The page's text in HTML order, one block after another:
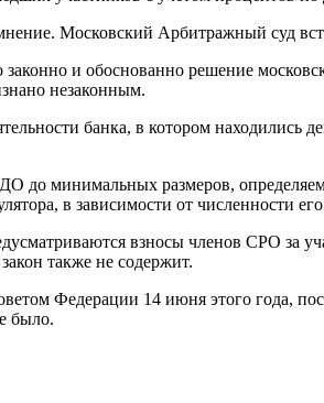
мнение. Московский Арбитражный суд
и обоснованно решение
незаконным.
банка, в котором
минимальных размеров,
в зависимости от численности
взносы членов СРО за
также не содержит.
Федерации 14 июня этого года,
было.